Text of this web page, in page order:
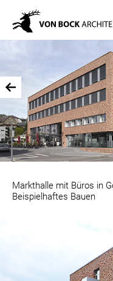
Markthalle mit Büros
Beispielhaftes Bauen